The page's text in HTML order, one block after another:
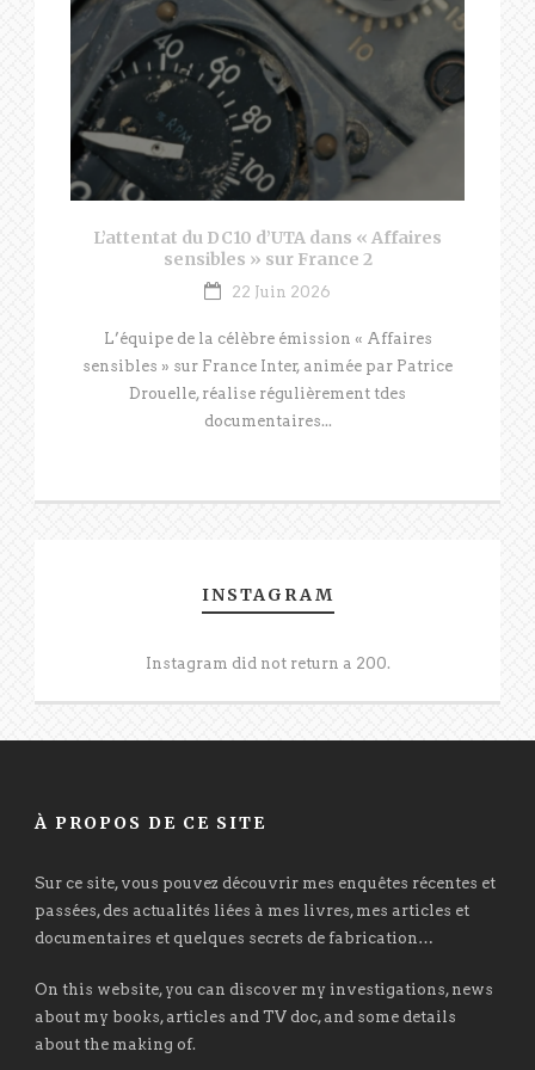
L’attentat du DC10 d’UTA dans « Affaires
sensibles » sur France 2
22 Juin 2026
L’équipe de la célèbre émission « Affaires
sensibles » sur France Inter, animée par Patrice
Drouelle, réalise régulièrement tdes
documentaires...
INSTAGRAM
Instagram did not return a 200.
À PROPOS DE CE SITE
Sur ce site, vous pouvez découvrir mes enquêtes récentes et
passées, des actualités liées à mes livres, mes articles et
documentaires et quelques secrets de fabrication…
On this website, you can discover my investigations, news
about my books, articles and TV doc, and some details
about the making of.